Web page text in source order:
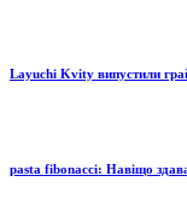
Layuchi Kvity випустили
pasta fibonacci: Навіщо